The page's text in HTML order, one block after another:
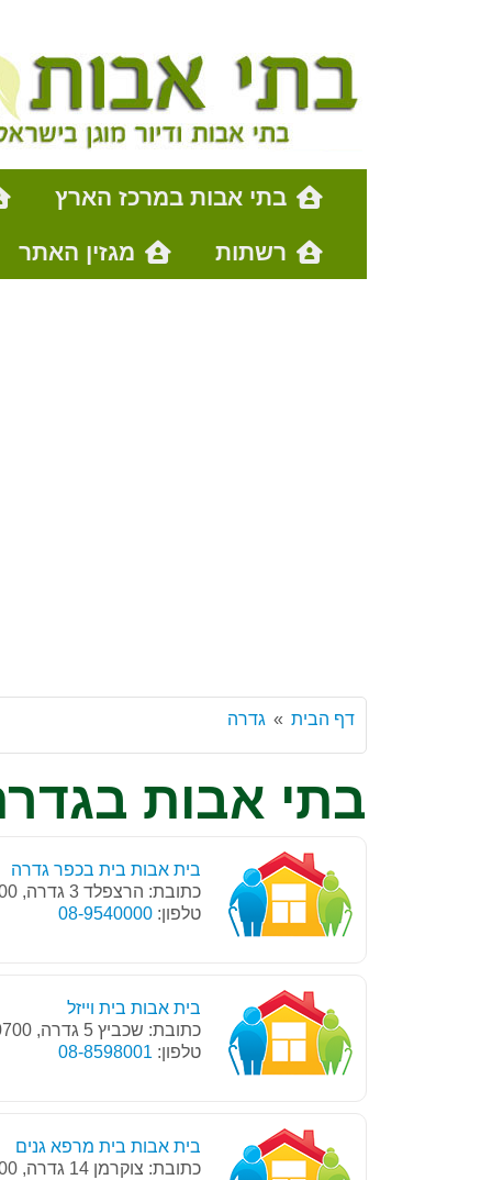
בתי אבות במרכז הארץ
רשתות
מגזין האתר
דף הבית גדרה
בתי אבות
בית אבות בית בכפר גדרה
כתובת: הרצפלד 3 גדרה, 70700
טלפון: 08-9540000
בית אבות בית וייזל
כתובת: שכביץ 5 גדרה, 70700
טלפון: 08-8598001
בית אבות בית מרפא גנים
כתובת: צוקרמן 14 גדרה, 70700